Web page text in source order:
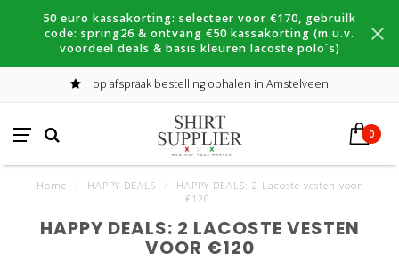
50 euro kassakorting: selecteer voor €170, gebruilk
code: spring26 & ontvang €50 kassakorting (m.u.v.
voordeel deals & basis kleuren lacoste polo´s)
op afspraak bestelling ophalen in Amstelveen
0
Home HAPPY DEALS
HAPPY DEALS: 2 Lacoste vesten voor
€120
HAPPY DEALS: 2 LACOSTE VESTEN
VOOR €120